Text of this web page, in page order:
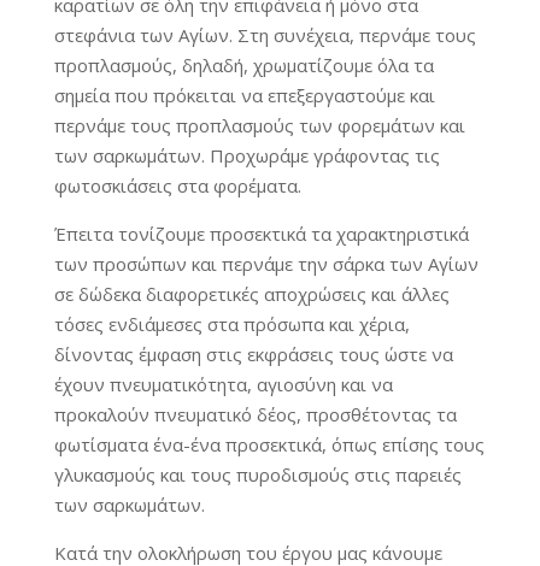
στεφάνια των Αγίων. Στη συνέχεια, περνάμε τους
προπλασμούς, δηλαδή, χρωματίζουμε όλα τα
σημεία που πρόκειται να επεξεργαστούμε και
περνάμε τους προπλασμούς των φορεμάτων και
των σαρκωμάτων. Προχωράμε γράφοντας τις
φωτοσκιάσεις στα φορέματα.
Έπειτα τονίζουμε προσεκτικά τα χαρακτηριστικά
των προσώπων και περνάμε την σάρκα των Αγίων
σε δώδεκα διαφορετικές αποχρώσεις και άλλες
τόσες ενδιάμεσες στα πρόσωπα και χέρια,
δίνοντας έμφαση στις εκφράσεις τους ώστε να
έχουν πνευματικότητα, αγιοσύνη και να
προκαλούν πνευματικό δέος, προσθέτοντας τα
φωτίσματα ένα-ένα προσεκτικά, όπως επίσης τους
γλυκασμούς και τους πυροδισμούς στις παρειές
των σαρκωμάτων.
Κατά την ολοκλήρωση του έργου μας κάνουμε